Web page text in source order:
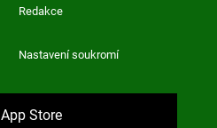
Redakce
Nastavení soukromí
App Store